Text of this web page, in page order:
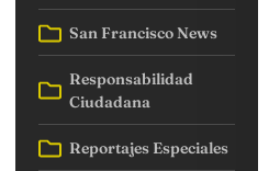
San Francisco News
Responsabilidad
Ciudadana
Reportajes Especiales